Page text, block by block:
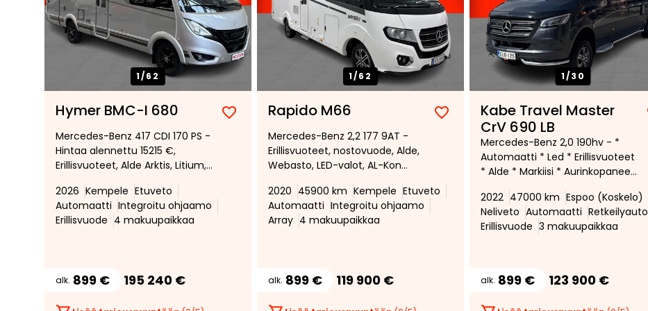
1/62
Hymer BMC-I 680
Lisää
suosikiksi
Poista
suosikeista
Mercedes-Benz 417 CDI 170 PS -
Hintaa alennettu 15215 €,
Erillisvuoteet, Alde Arktis, Litium,
2026 Kempele Etuveto
Automaatti Integroitu ohjaamo
Erillisvuode 4 makuupaikkaa
alk. 899 € 195 240 €
1/62
Rapido M66
Lisää
suosikiksi
Poista
suosikeista
Mercedes-Benz 2,2 177 9AT -
Erillisvuoteet, nostovuode, Alde,
Webasto, LED-valot, AL-Kon
2020 45900 km Kempele Etuveto
Automaatti Integroitu ohjaamo
Array 4 makuupaikkaa
alk. 899 € 119 900 €
1/30
Kabe Travel Master
CrV 690 LB
Mercedes-Benz 2,0 190hv - *
Automaatti * Led * Erillisvuoteet
* Alde * Markiisi * Aurinkopaneeli
2022 47000 km Espoo (Koskelo)
Neliveto Automaatti Retkeilyauto
Erillisvuode 3 makuupaikkaa
alk. 899 € 123 900 €